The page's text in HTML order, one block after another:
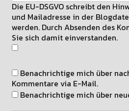
Die EU-DSGVO schreibt den
und Mailadresse in der
werden. Durch Absenden des
Sie sich damit einverstanden.
Benachrichtige mich über
Kommentare via E-Mail.
Benachrichtige mich über